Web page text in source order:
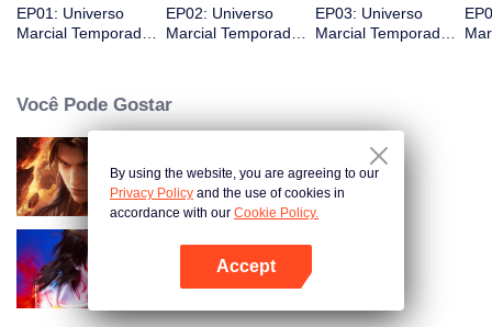
Abra o programa
EP01: Universo
Marcial Temporada
EP02: Universo
Marcial Temporada
EP03: Universo
Marcial Temporada
Você Pode Gostar
Universo Marcial S5
Universo Marcial Temporada 3
By using the website, you are agreeing to our
Privacy Policy and the use of cookies in
accordance with our Cookie Policy.
Accept